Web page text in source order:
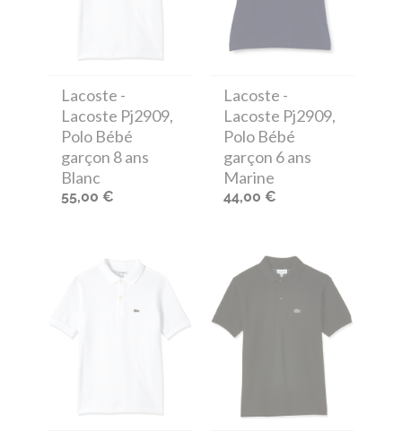
Lacoste -
Lacoste Pj2909,
Polo Bébé
garçon 8 ans
Blanc
55,00 €
Lacoste -
Lacoste Pj2909,
Polo Bébé
garçon 6 ans
Marine
44,00 €